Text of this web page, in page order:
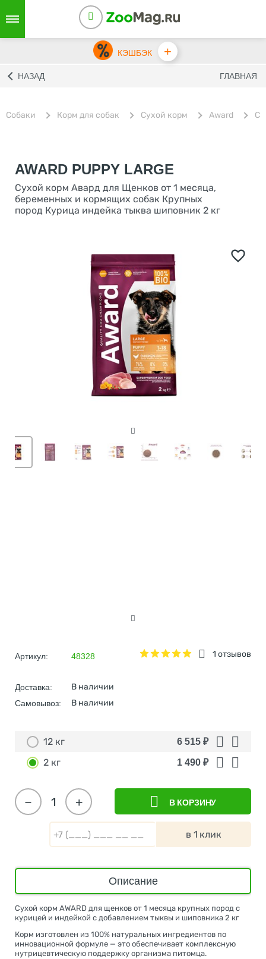
КЭШБЭК +
НАЗАД ГЛАВНАЯ
Собаки Корм для собак Сухой корм Award
AWARD PUPPY LARGE
Сухой корм Авард для Щенков от 1 месяца,
беременных и кормящих собак Крупных
пород Курица индейка тыква шиповник 2 кг
1 отзывов
Артикул: 48328
Доставка: В наличии
Самовывоз: В наличии
12 кг 6 515 ₽
2 кг 1 490 ₽
+
− В КОРЗИНУ
в 1 клик
Описание
Сухой корм AWARD для щенков от 1 месяца крупных пород с
курицей и индейкой с добавлением тыквы и шиповника 2 кг
Корм изготовлен из 100% натуральных ингредиентов по
инновационной формуле — это обеспечивает комплексную
нутрицевтическую поддержку организма питомца.